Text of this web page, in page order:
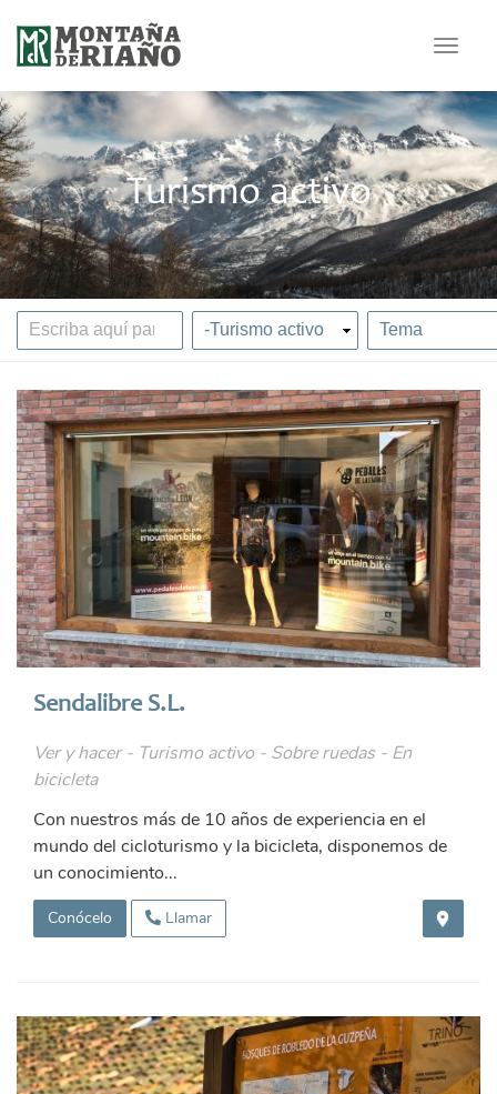
Toggle
Turismo activo
Sendalibre S.L.
Ver y hacer - Turismo activo - Sobre ruedas - En
bicicleta
Con nuestros más de 10 años de experiencia en el
mundo del cicloturismo y la bicicleta, disponemos de
un conocimiento...
Conócelo Llamar